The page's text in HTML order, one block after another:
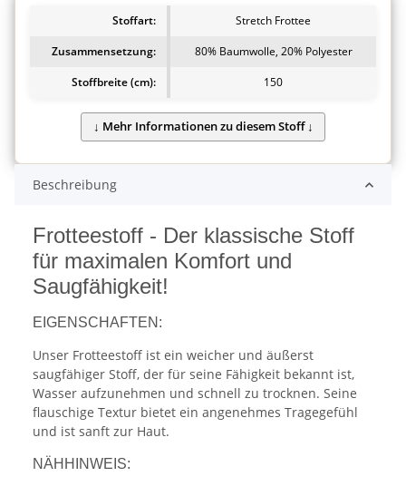
Stoffart:
Stretch Frottee
Zusammensetzung:
80% Baumwolle, 20% Polyester
Stoffbreite (cm):
150
Beschreibung
Frotteestoff - Der klassische Stoff
für maximalen Komfort und
Saugfähigkeit!
EIGENSCHAFTEN:
Unser Frotteestoff ist ein weicher und äußerst
saugfähiger Stoff, der für seine Fähigkeit bekannt ist,
Wasser aufzunehmen und schnell zu trocknen. Seine
flauschige Textur bietet ein angenehmes Tragegefühl
und ist sanft zur Haut.
NÄHHINWEIS: